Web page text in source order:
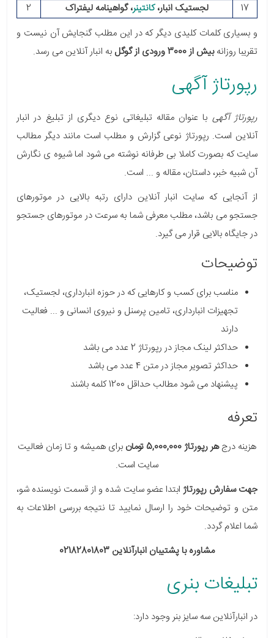
17
لجستیک انبار،کانتینر، گواهینامه لیفتراک
2
و بسیاری کلمات کلیدی دیگر که در این مطلب گنجایش آن نیست و
تقریبا روزانهبیش از 3000 ورودی از گوگل به انبار آنلاین می رسد.
رپورتاژ آگهی
رپورتاژ آگهی با عنوان مقاله تبلیغاتی نوع دیگری از تبلیغ در انبار
آنلاین است. رپورتاژ نوعی گزارش و مطلب است مانند دیگر مطالب
سایت که بصورت کاملا بی طرفانه نوشته می شود اما شیوه ی نگارش
آن شبیه خبر، داستان، مقاله و ... است.
از آنجایی که سایت انبار آنلاین دارای رتبه بالایی در موتورهای
جستجو می باشد، مطلب معرفی شما به سرعت در موتورهای جستجو
در جایگاه بالایی قرار می گیرد.
توضیحات
مناسب برای کسب و کارهایی که در حوزه انبارداری، لجستیک،
تجهیزات انبارداری، تامین پرسنل و نیروی انسانی و ... فعالیت
دارند
حداکثر لینک مجاز در رپورتاژ 2 عدد می باشد
حداکثر تصویر مجاز در متن 4 عدد می باشد
پیشنهاد می شود مطالب حداقل 1200 کلمه باشند
تعرفه
هزینه درجهر رپورتاژ 5,000,000 تومان
برای همیشه و تا زمان فعالیت
سایت است.
جهت سفارش رپورتاژ ابتدا عضو سایت شده و از قسمت نویسنده شو،
متن و توضیحات خود را ارسال نمایید تا نتیجه بررسی اطلاعات به
شما اعلام گردد.
مشاوره با پشتیبان انبارآنلاین 02182801803
تبلیغات بنری
در انبارآنلاین سه سایز بنر وجود دارد: